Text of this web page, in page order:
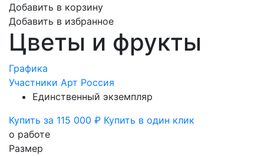
Добавить в корзину
Добавить в избранное
Цветы и фрукты
Графика
Участники Арт Россия
Единственный экземпляр
Купить за 115 000 ₽ Купить в один клик
о работе
Размер